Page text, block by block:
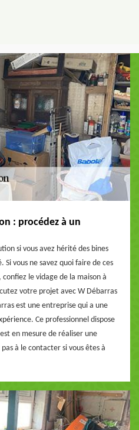
: procédez à un
si vous avez hérité des bines
vous ne savez quoi faire de ces
le vidage de la maison à
votre projet avec W Débarras
est une entreprise qui a une
Ce professionnel dispose
en mesure de réaliser une
à le contacter si vous êtes à